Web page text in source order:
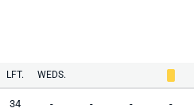
LFT. WEDS.
34 - - - -